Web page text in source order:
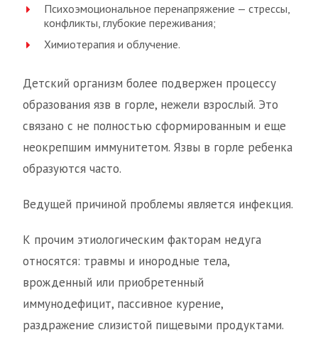
Психоэмоциональное перенапряжение — стрессы,
конфликты, глубокие переживания;
Химиотерапия и облучение.
Детский организм более подвержен процессу
образования язв в горле, нежели взрослый. Это
связано с не полностью сформированным и еще
неокрепшим иммунитетом. Язвы в горле ребенка
образуются часто.
Ведущей причиной проблемы является инфекция.
К прочим этиологическим факторам недуга
относятся: травмы и инородные тела,
врожденный или приобретенный
иммунодефицит, пассивное курение,
раздражение слизистой пищевыми продуктами.